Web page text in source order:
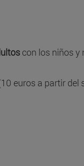
con los niños y
euros a partir del